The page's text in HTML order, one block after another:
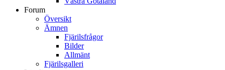
Forum
Översikt
Ämnen
Fjärilsfrågor
Bilder
Allmänt
Fjärilsgalleri